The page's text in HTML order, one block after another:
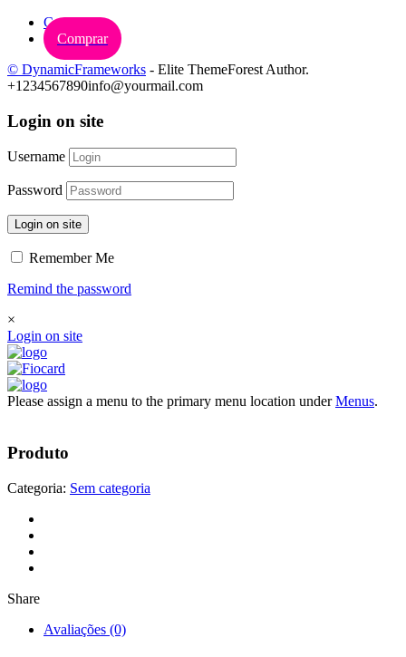
Carrinho
Comprar
© DynamicFrameworks - Elite ThemeForest Author.
+1234567890info@yourmail.com
Login on site
Username
Password
Login on site
Remember Me
Remind the password
×
Login on site
Please assign a menu to the primary menu location underMenus.
Produto
Categoria: Sem categoria
Share
Avaliações (0)